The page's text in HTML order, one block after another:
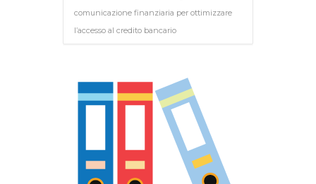
comunicazione finanziaria per ottimizzare
l’accesso al credito bancario